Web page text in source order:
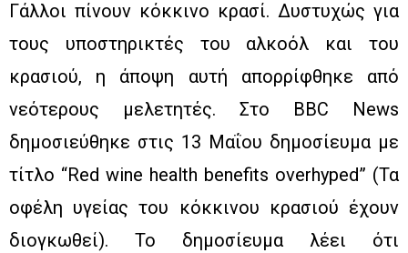
Γάλλοι πίνουν κόκκινο κρασί. Δυστυχώς για
τους υποστηρικτές του αλκοόλ και του
κρασιού, η άποψη αυτή απορρίφθηκε από
νεότερους μελετητές. Στο BBC News
δημοσιεύθηκε στις 13 Μαΐου δημοσίευμα με
τίτλο “Red wine health benefits overhyped” (Τα
οφέλη υγείας του κόκκινου κρασιού έχουν
διογκωθεί). Το δημοσίευμα λέει ότι